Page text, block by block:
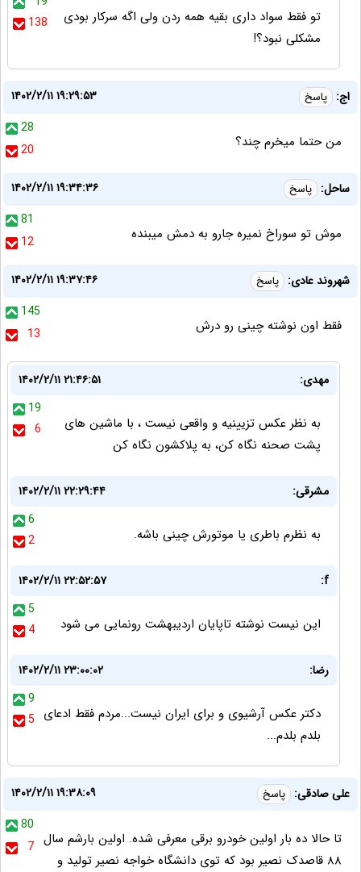
138
تو فقط سواد داری بقیه همه ردن ولی اگه سرکار بودی
مشکلی نبود؟!
اج: پاسخ
۱۴۰۲/۲/۱۱ ۱۹:۲۹:۵۳
28
20
من حتما میخرم چند؟
ساحل: پاسخ
۱۴۰۲/۲/۱۱ ۱۹:۳۴:۳۶
81
12
موش تو سوراخ نمیره جارو به دمش میبنده
شهروند عادی: پاسخ
۱۴۰۲/۲/۱۱ ۱۹:۳۷:۴۶
145
13
فقط اون نوشته چینی رو درش
مهدی:
۱۴۰۲/۲/۱۱ ۲۱:۴۶:۵۱
19
6
به نظر عکس تزیینیه و واقعی نیست ، با ماشین های
پشت صحنه نگاه کن، به پلاکشون نگاه کن
مشرقی:
۱۴۰۲/۲/۱۱ ۲۲:۲۹:۴۴
6
2
به نظرم باطری یا موتورش چینی باشه.
f:
۱۴۰۲/۲/۱۱ ۲۲:۵۲:۵۷
5
4
این نیست نوشته تاپایان اردیبهشت رونمایی می شود
رضا:
۱۴۰۲/۲/۱۱ ۲۳:۰۰:۰۲
9
5 دکتر عکس آرشیوی و برای ایران نیست...مردم فقط ادعای
بلدم بلدم...
علی صادقی: پاسخ
۱۴۰۲/۲/۱۱ ۱۹:۳۸:۰۹
80
7 تا حالا ده بار اولین خودرو برقی معرفی شده. اولین بارشم سال
۸۸ قاصدک نصیر بود که توی دانشگاه خواجه نصیر تولید و